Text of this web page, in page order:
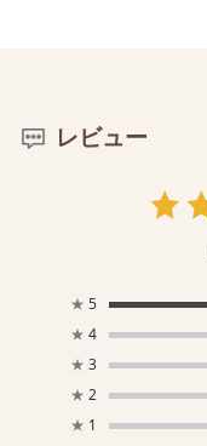
レビュー
★ 5
★ 4
★ 3
★ 2
★ 1